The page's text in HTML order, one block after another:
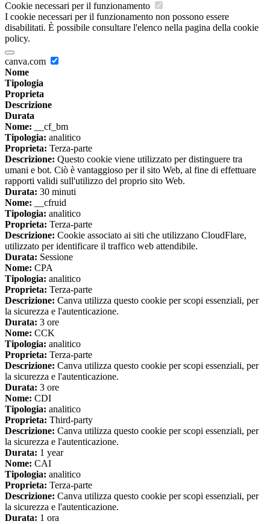
Cookie necessari per il funzionamento
I cookie necessari per il funzionamento non possono essere
disabilitati. È possibile consultare l'elenco nella pagina della cookie
policy.
canva.com
Nome
Tipologia
Proprieta
Descrizione
Durata
Nome: __cf_bm
Tipologia: analitico
Proprieta: Terza-parte
Descrizione: Questo cookie viene utilizzato per distinguere tra
umani e bot. Ciò è vantaggioso per il sito Web, al fine di effettuare
rapporti validi sull'utilizzo del proprio sito Web.
Durata: 30 minuti
Nome: __cfruid
Tipologia: analitico
Proprieta: Terza-parte
Descrizione: Cookie associato ai siti che utilizzano CloudFlare,
utilizzato per identificare il traffico web attendibile.
Durata: Sessione
Nome: CPA
Tipologia: analitico
Proprieta: Terza-parte
Descrizione: Canva utilizza questo cookie per scopi essenziali, per
la sicurezza e l'autenticazione.
Durata: 3 ore
Nome: CCK
Tipologia: analitico
Proprieta: Terza-parte
Descrizione: Canva utilizza questo cookie per scopi essenziali, per
la sicurezza e l'autenticazione.
Durata: 3 ore
Nome: CDI
Tipologia: analitico
Proprieta: Third-party
Descrizione: Canva utilizza questo cookie per scopi essenziali, per
la sicurezza e l'autenticazione.
Durata: 1 year
Nome: CAI
Tipologia: analitico
Proprieta: Terza-parte
Descrizione: Canva utilizza questo cookie per scopi essenziali, per
la sicurezza e l'autenticazione.
Durata: 1 ora